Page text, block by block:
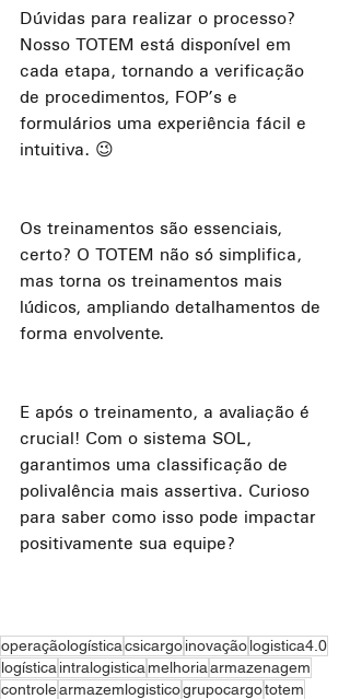
Dúvidas para realizar o processo?
Nosso TOTEM está disponível em
cada etapa, tornando a verificação
de procedimentos, FOP’s e
formulários uma experiência fácil e
intuitiva. 😉
Os treinamentos são essenciais,
certo? O TOTEM não só simplifica,
mas torna os treinamentos mais
lúdicos, ampliando detalhamentos de
forma envolvente.
E após o treinamento, a avaliação é
crucial! Com o sistema SOL,
garantimos uma classificação de
polivalência mais assertiva. Curioso
para saber como isso pode impactar
positivamente sua equipe?
operaçãologísticacsicargoinovaçãologistica4.0
logística intralogistica melhoriaarmazenagem
controlearmazemlogisticogrupocargototem